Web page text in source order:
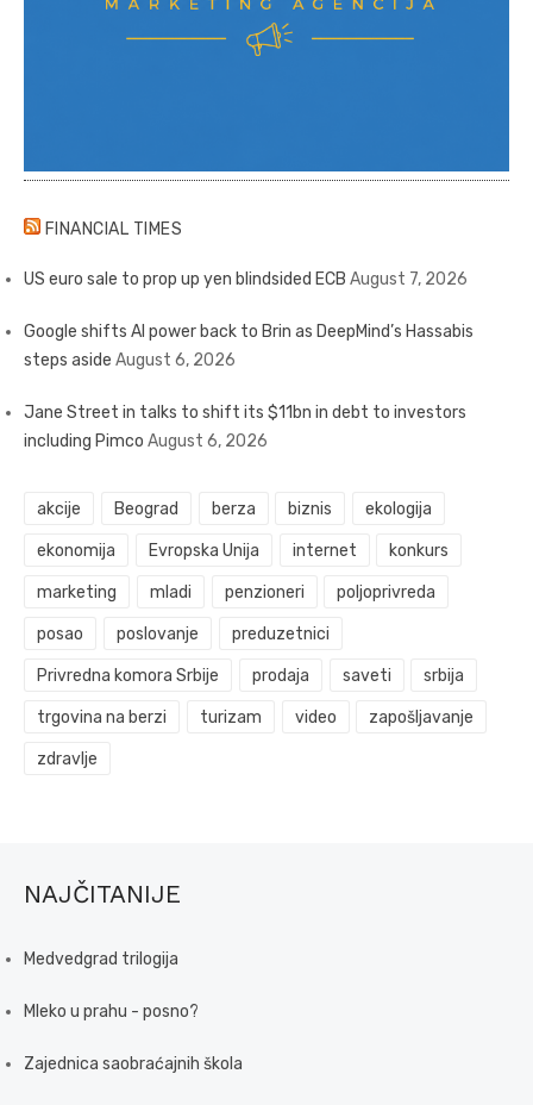
FINANCIAL TIMES
US euro sale to prop up yen blindsided ECB August 7, 2026
Google shifts AI power back to Brin as DeepMind’s Hassabis
steps aside August 6, 2026
Jane Street in talks to shift its $11bn in debt to investors
including Pimco August 6, 2026
akcije Beograd berza biznis ekologija
ekonomija Evropska Unija internet konkurs
marketing mladi penzioneri poljoprivreda
posao poslovanje preduzetnici
Privredna komora Srbije prodaja saveti srbija
trgovina na berzi turizam video zapošljavanje
zdravlje
NAJČITANIJE
Medvedgrad trilogija
Mleko u prahu - posno?
Zajednica saobraćajnih škola